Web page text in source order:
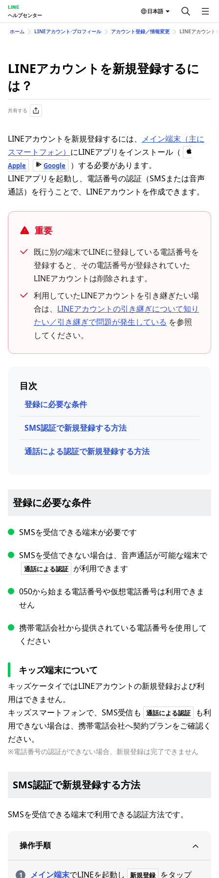
LINE
ヘルプセンター
日本語
ホーム LINEアカウント⋅プロフィール アカウント登録／情報変更 LINEアカウント
LINEアカウントを新規登録するに
は？
共有する
LINEアカウントを新規登録するには、 メイン端末（主に
スマートフォン） にLINEアプリをインストール（
Apple Google
）する必要があります。
LINEアプリを起動し、電話番号の認証（SMSまたは音声
通話）を行うことで、LINEアカウントを作成できます。
重要
既に別の端末でLINEに登録している電話番号を
登録すると、その電話番号が登録されていた
LINEアカウントは削除されます。
利用していたLINEアカウントを引き継ぎたい場
合は、 LINEアカウントの引き継ぎについて知り
たい／引き継ぎで問題が発生している を参照
してください。
目次
登録に必要な条件
SMS認証で新規登録する方法
通話による認証で新規登録する方法
登録に必要な条件
SMSを受信できる端末が必要です
SMSを受信できない場合は、音声通話が可能な端末で
通話による認証 が利用できます
050から始まる電話番号や仮想電話番号は利用できま
せん
携帯電話会社から提供されている電話番号を使用して
ください
キッズ端末について
キッズケータイではLINEアカウントの新規登録および利
用はできません。
キッズスマートフォンで、SMS受信も
通話による認証
も利
用できない場合は、携帯電話会社へ契約プランをご確認く
ださい。
※電話番号の認証ができない場合、新規登録は完了できません
SMS認証で新規登録する方法
SMSを受信できる端末で利用できる認証方法です。
操作手順
メイン端末でLINEを起動し 新規登録 をタップ